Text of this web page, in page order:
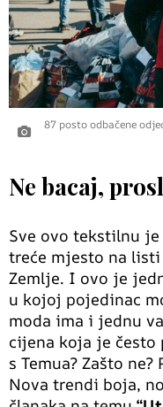
87 posto odbačene
Ne bacaj,
Sve ovo tekstilnu
treće mjesto na
Zemlje. I ovo je
u kojoj pojedinac
moda ima i jednu
cijena koja je često
s Temua? Zašto
Nova trendi boja,